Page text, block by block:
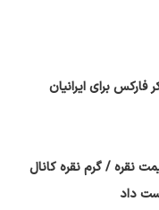
فارکس برای ایرانیان
قیمت نقره / گرم نقره کانال